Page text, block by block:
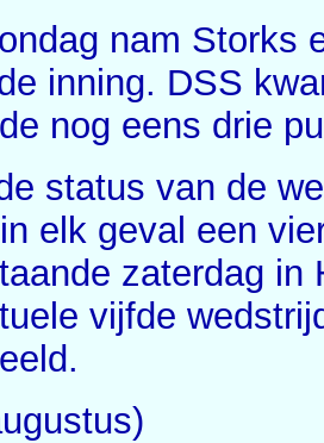
nam Storks
inning. DSS
nog eens drie
status van de
elk geval een
zaterdag in
vijfde